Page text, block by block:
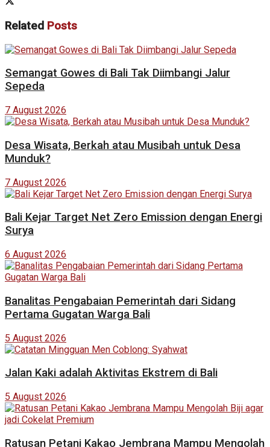
Related Posts
Semangat Gowes di Bali Tak Diimbangi Jalur
Sepeda
7 August 2026
Desa Wisata, Berkah atau Musibah untuk Desa
Munduk?
7 August 2026
Bali Kejar Target Net Zero Emission dengan Energi
Surya
6 August 2026
Banalitas Pengabaian Pemerintah dari Sidang
Pertama Gugatan Warga Bali
5 August 2026
Jalan Kaki adalah Aktivitas Ekstrem di Bali
5 August 2026
Ratusan Petani Kakao Jembrana Mampu Mengolah